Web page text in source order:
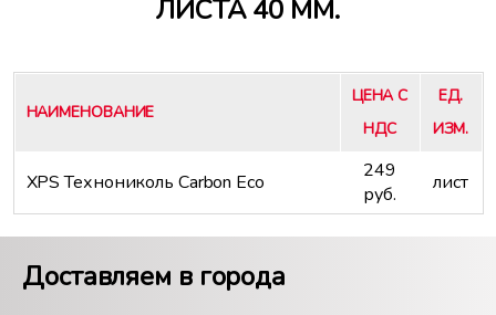
ЛИСТА 40 ММ.
НАИМЕНОВАНИЕ
ЦЕНА С
НДС
ЕД.
ИЗМ.
XPS Технониколь Carbon Eco
249
руб.
лист
Доставляем в города